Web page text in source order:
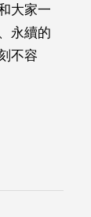
大家一
永續的
不容